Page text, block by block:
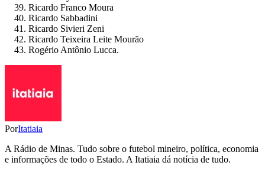
Ricardo Franco Moura
Ricardo Sabbadini
Ricardo Sivieri Zeni
Ricardo Teixeira Leite Mourão
Rogério Antônio Lucca.
PorItatiaia
A Rádio de Minas. Tudo sobre o futebol mineiro, política, economia
e informações de todo o Estado. A Itatiaia dá notícia de tudo.